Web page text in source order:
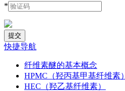
*
快捷导航
纤维素醚的基本概念
HPMC（羟丙基甲基纤维素）
HEC（羟乙基纤维素）